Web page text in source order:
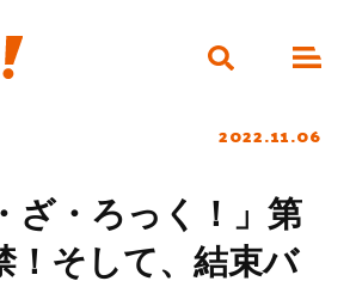
2022.11.06
ざ・ろっく！」第
！そして、結束バ